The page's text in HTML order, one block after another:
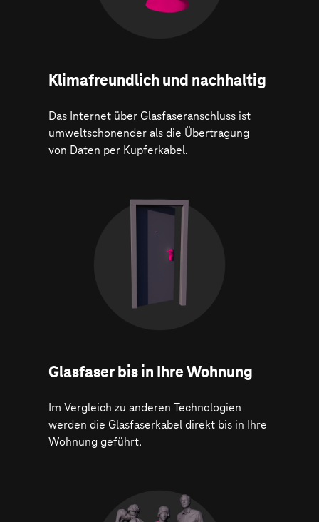
Klima­freundlich und nachhaltig
Das Internet über Glasfaseranschluss ist
umweltschonender als die Übertragung
von Daten per Kupferkabel.
Glasfaser bis in Ihre Wohnung
Im Vergleich zu anderen Technologien
werden die Glasfaserkabel direkt bis in Ihre
Wohnung geführt.